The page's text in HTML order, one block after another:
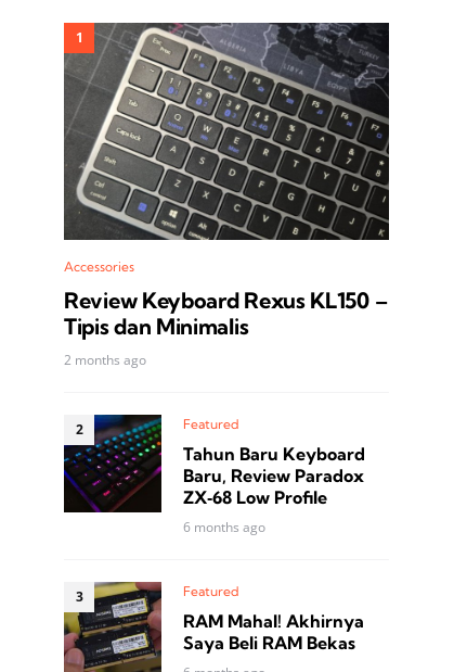
Accessories
Review Keyboard Rexus KL150 –
Tipis dan Minimalis
2 months ago
Featured
Tahun Baru Keyboard
Baru, Review Paradox
ZX‑68 Low Profile
6 months ago
Featured
RAM Mahal! Akhirnya
Saya Beli RAM Bekas